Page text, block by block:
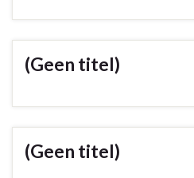
(Geen titel)
(Geen titel)